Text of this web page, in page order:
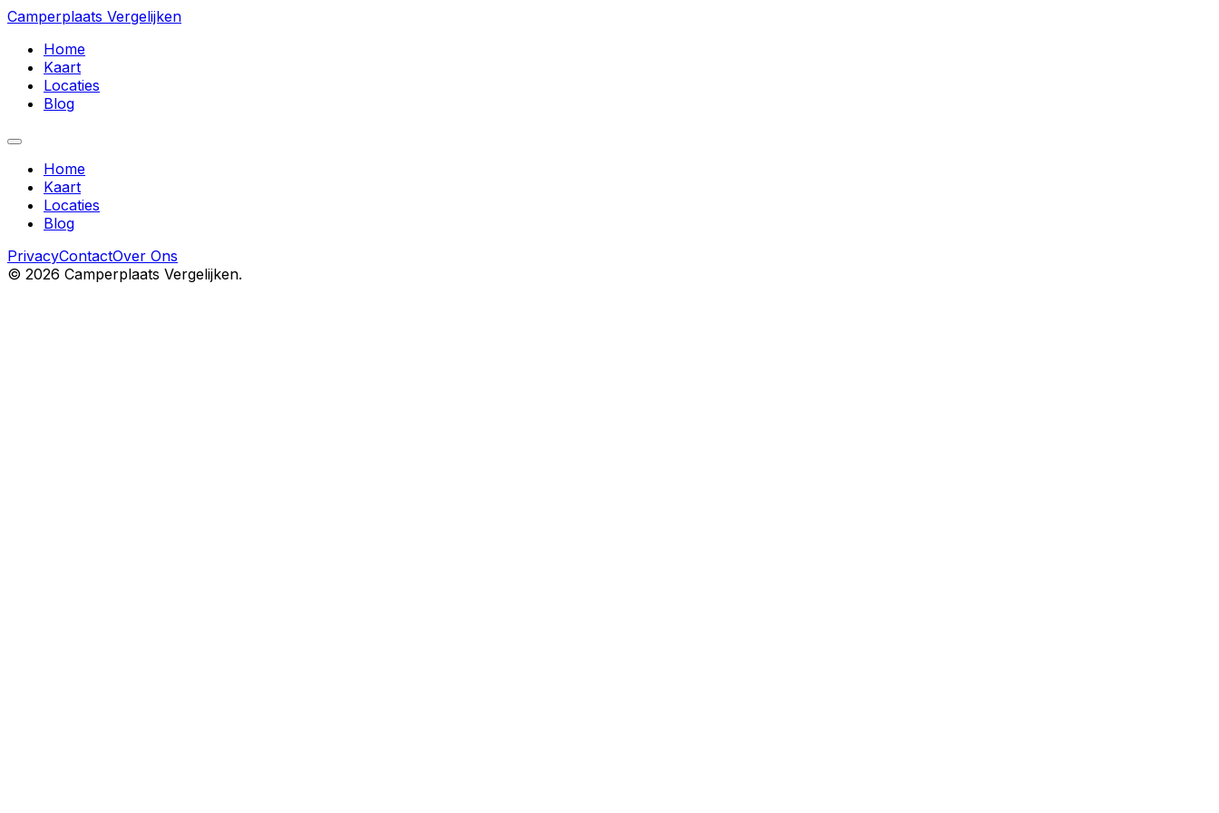
Camperplaats Vergelijken
Home
Kaart
Locaties
Blog
Home
Kaart
Locaties
Blog
PrivacyContactOver Ons
© 2026 Camperplaats Vergelijken.